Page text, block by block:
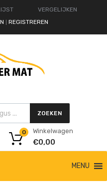
VERGELIJKEN
REGISTREREN
ZOEKEN
Winkelwagen
€0,00
0
MENU